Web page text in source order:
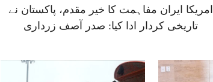
امریکا ایران مفاہمت کا خیر مقدم، پاکستان نے
تاریخی کردار ادا کیا: صدر آصف زرداری